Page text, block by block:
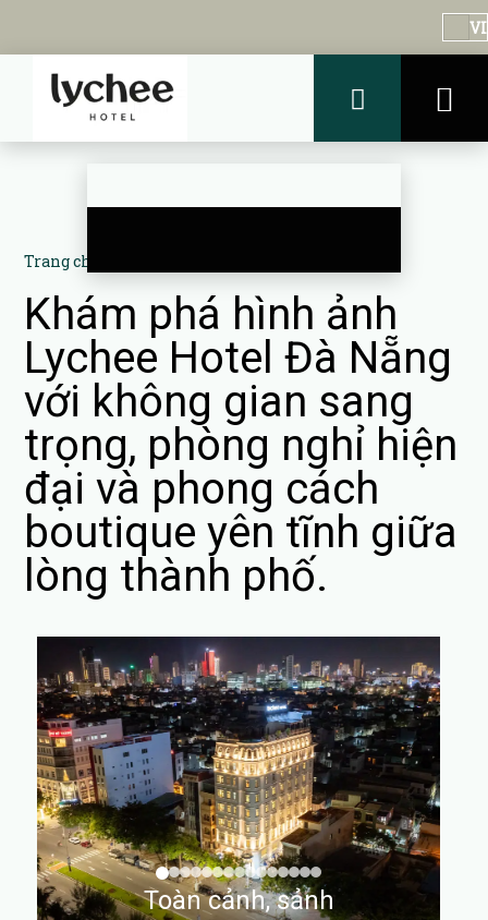
VI
Trang chủ
Khám phá hình ảnh
Lychee Hotel Đà Nẵng
với không gian sang
trọng, phòng nghỉ hiện
đại và phong cách
boutique yên tĩnh giữa
lòng thành phố.
Toàn cảnh, sảnh